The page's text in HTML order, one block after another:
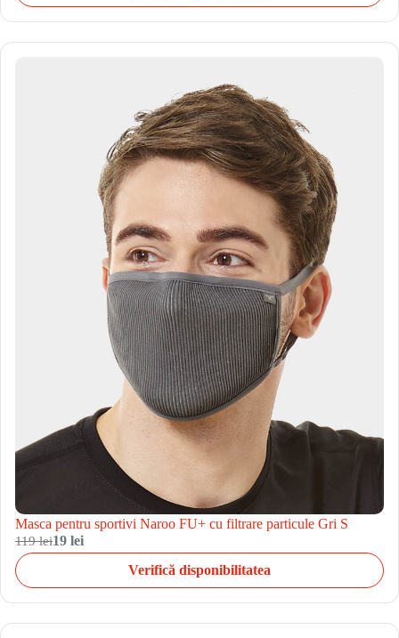
Masca pentru sportivi Naroo FU+ cu filtrare particule Gri S
119 lei19 lei
Verifică disponibilitatea